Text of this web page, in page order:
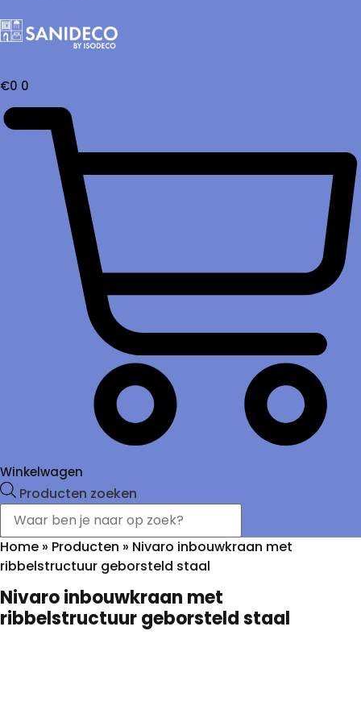
€0 0
Winkelwagen
Producten zoeken
Home » Producten » Nivaro inbouwkraan met
ribbelstructuur geborsteld staal
Nivaro inbouwkraan met
ribbelstructuur geborsteld staal